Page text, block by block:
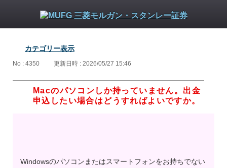
カテゴリー表示
No : 4350 更新日時 : 2026/05/27 15:46
Macのパソコンしか持っていません。出金
申込したい場合はどうすればよいですか。
Windowsのパソコンまたはスマートフォンをお持ちでない